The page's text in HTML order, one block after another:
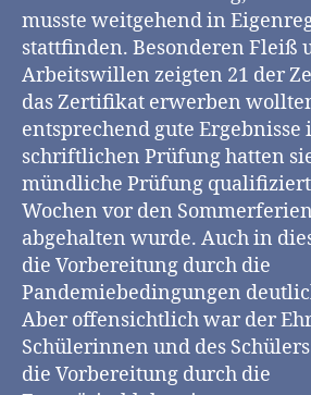
musste weitgehend in
stattfinden. Besonderen Fleiß
Arbeitswillen zeigten 21 der
das Zertifikat erwerben
entsprechend gute Ergebnisse
schriftlichen Prüfung hatten
mündliche Prüfung
Wochen vor den
abgehalten wurde. Auch in
die Vorbereitung durch die
Pandemiebedingungen
Aber offensichtlich war der
Schülerinnen und des
die Vorbereitung durch die